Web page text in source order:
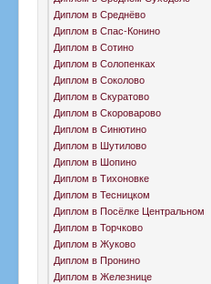
Диплом в Среднёво
Диплом в Спас-Конино
Диплом в Сотино
Диплом в Солопенках
Диплом в Соколово
Диплом в Скуратово
Диплом в Скороварово
Диплом в Синютино
Диплом в Шутилово
Диплом в Шопино
Диплом в Тихоновке
Диплом в Тесницком
Диплом в Посёлке Центральном
Диплом в Торчково
Диплом в Жуково
Диплом в Пронино
Диплом в Железнице